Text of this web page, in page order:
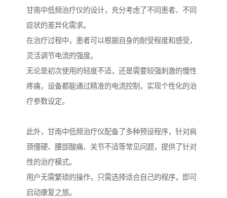
甘南中低频治疗仪的设计，充分考虑了不同患者、不同
症状的差异化需求。
在治疗过程中，患者可以根据自身的耐受程度和感受，
灵活调节电流的强度。
无论是初次使用的轻度不适，还是需要较强刺激的慢性
疼痛，设备都能通过精准的电流控制，实现个性化的治
疗参数设定。
此外，甘南中低频治疗仪配备了多种预设程序，针对肩
颈僵硬、腰部酸痛、关节不适等常见问题，提供了针对
性的治疗模式。
用户无需繁琐的操作，只需选择适合自己的程序，即可
启动康复之旅。